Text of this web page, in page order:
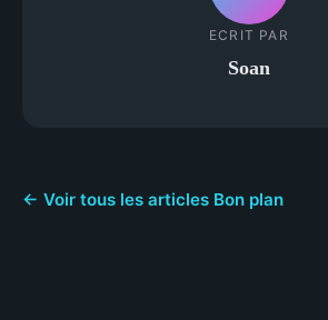
ECRIT PAR
Soan
← Voir tous les articles Bon plan